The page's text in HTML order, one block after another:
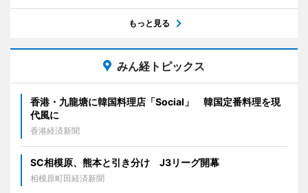
もっと見る
みん経トピックス
香港・九龍塘に韓国料理店「Social」 韓国定番料理を現
代風に
香港経済新聞
SC相模原、熊本と引き分け J3リーグ開幕
相模原町田経済新聞